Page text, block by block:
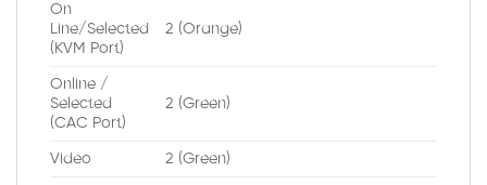
On
Line/Selected
(KVM Port)
2 (Orange)
Online /
Selected
(CAC Port)
2 (Green)
Video 2 (Green)